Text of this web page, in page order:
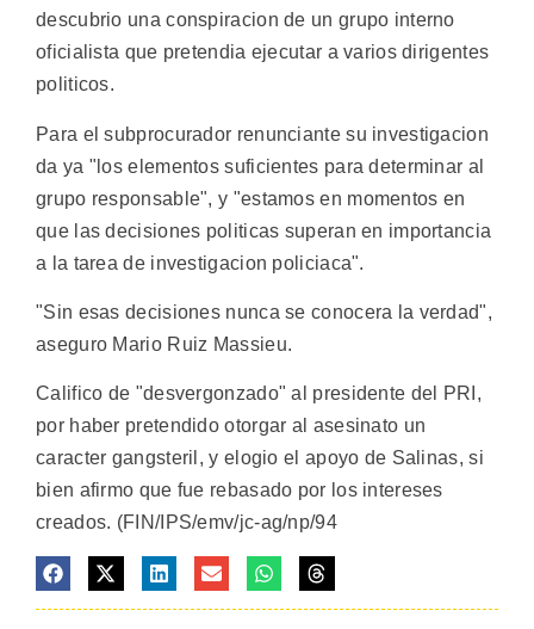
descubrio una conspiracion de un grupo interno
oficialista que pretendia ejecutar a varios dirigentes
politicos.
Para el subprocurador renunciante su investigacion
da ya "los elementos suficientes para determinar al
grupo responsable", y "estamos en momentos en
que las decisiones politicas superan en importancia
a la tarea de investigacion policiaca".
"Sin esas decisiones nunca se conocera la verdad",
aseguro Mario Ruiz Massieu.
Califico de "desvergonzado" al presidente del PRI,
por haber pretendido otorgar al asesinato un
caracter gangsteril, y elogio el apoyo de Salinas, si
bien afirmo que fue rebasado por los intereses
creados. (FIN/IPS/emv/jc-ag/np/94